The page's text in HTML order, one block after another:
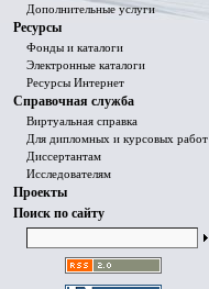
Дополнительные услуги
Ресурсы
Фонды и каталоги
Электронные каталоги
Ресурсы Интернет
Справочная служба
Виртуальная справка
Для дипломных и курсовых работ
Диссертантам
Исследователям
Проекты
Поиск по сайту